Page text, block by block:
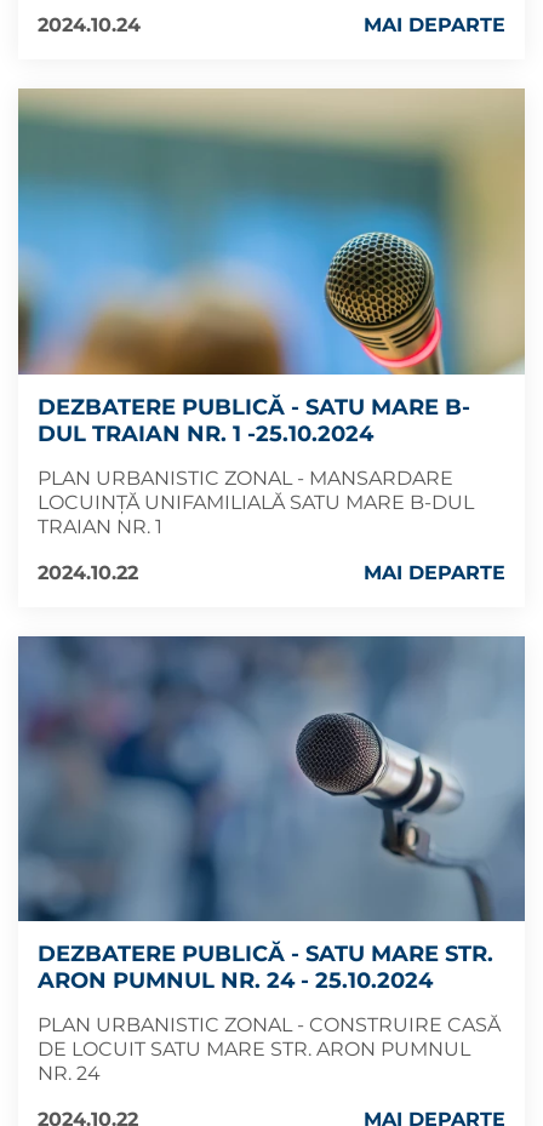
2024.10.24
MAI DEPARTE
DEZBATERE PUBLICĂ - SATU MARE B-
DUL TRAIAN NR. 1 -25.10.2024
PLAN URBANISTIC ZONAL - MANSARDARE
LOCUINȚĂ UNIFAMILIALĂ SATU MARE B-DUL
TRAIAN NR. 1
2024.10.22
MAI DEPARTE
DEZBATERE PUBLICĂ - SATU MARE STR.
ARON PUMNUL NR. 24 - 25.10.2024
PLAN URBANISTIC ZONAL - CONSTRUIRE CASĂ
DE LOCUIT SATU MARE STR. ARON PUMNUL
NR. 24
2024.10.22
MAI DEPARTE